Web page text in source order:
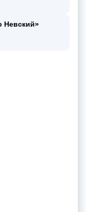
Невский»